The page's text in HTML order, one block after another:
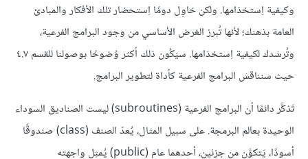
وكيفية اِستخدَامها. ولكن حَاوِل دومًا اِستحضار تلك الأفكار والمبادئ
العامة بذهنك؛ لأنها تُبرز الغرض الأساسي من وجود البرامج الفرعية،
وتُرشدك لكيفية اِستخدَامها. سيَكُون ذلك أكثر وُضوحًا بوصولنا للقسم ٤.٧
حيث سنناقش البرامج الفرعية كأداة لتطوير البرامج.
تَذكَّر دائمًا أن البرامج الفرعية (subroutines) ليست الصناديق السوداء
الوحيدة بعالم البرمجة. على سبيل المثال، يُعدّ الصنف (class) صندوقًا
أسودًا، يَتكوَّن من جزئين، أحدهما عام (public) يُمثِل واجهته